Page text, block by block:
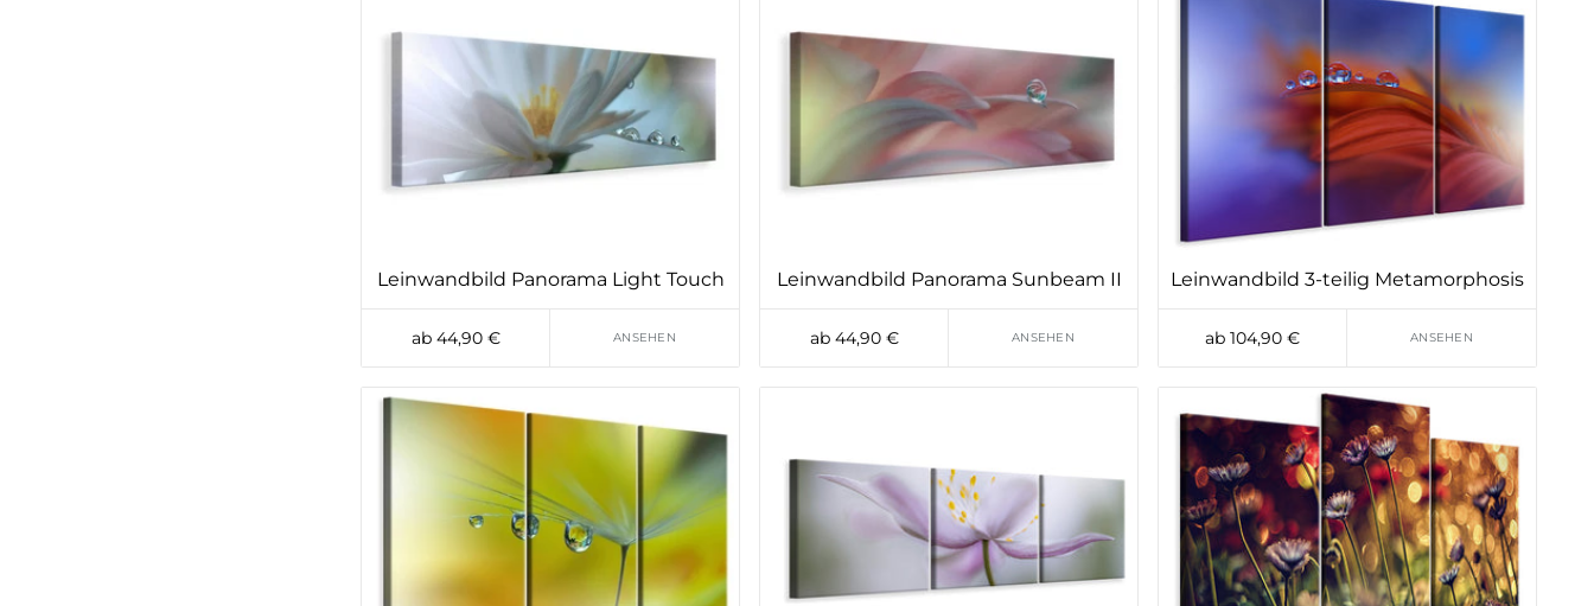
Leinwandbild Panorama Light Touch
ab 44,90 € ANSEHEN
Leinwandbild Panorama Sunbeam II
ab 44,90 € ANSEHEN
Leinwandbild 3-teilig Metamorphosis
ab 104,90 € ANSEHEN